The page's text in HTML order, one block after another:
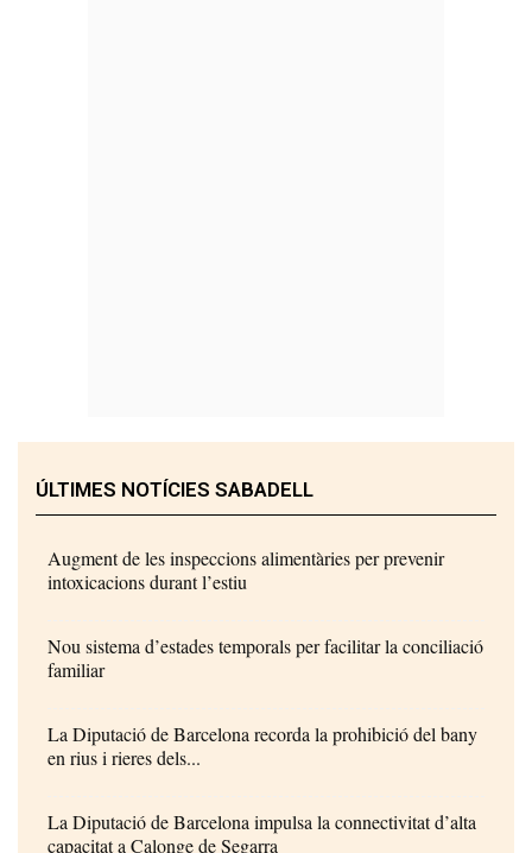
ÚLTIMES NOTÍCIES SABADELL
Augment de les inspeccions alimentàries per prevenir
intoxicacions durant l’estiu
Nou sistema d’estades temporals per facilitar la conciliació
familiar
La Diputació de Barcelona recorda la prohibició del bany
en rius i rieres dels...
La Diputació de Barcelona impulsa la connectivitat d’alta
capacitat a Calonge de Segarra